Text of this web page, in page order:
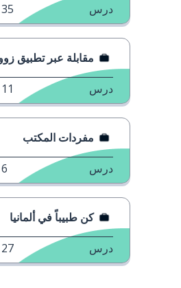
درس 35
مقابلة عبر تطبيق
درس 11
مفردات المكتب
درس 6
كن طبيباً في ألمانيا
درس 27